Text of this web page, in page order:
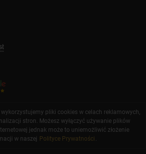
pliki cookies w celach reklamowych,
stron. Możesz wyłączyć używanie plików
jednak może to uniemożliwić złożenie
w naszej Polityce Prywatności .